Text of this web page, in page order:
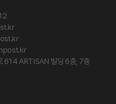
614 ARTISAN 빌딩 6층, 7층